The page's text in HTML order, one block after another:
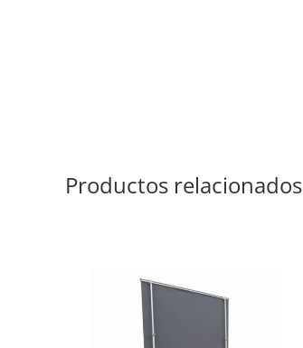
Productos relacionados